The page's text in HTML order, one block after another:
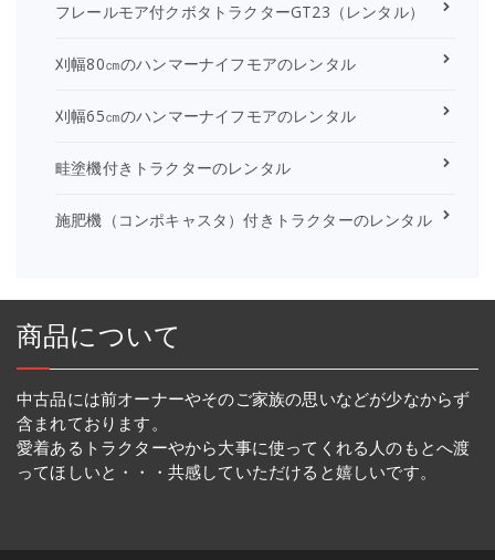
フレールモア付クボタトラクターGT23（レンタル）
刈幅80㎝のハンマーナイフモアのレンタル
刈幅65㎝のハンマーナイフモアのレンタル
畦塗機付きトラクターのレンタル
施肥機（コンポキャスタ）付きトラクターのレンタル
商品について
中古品には前オーナーやそのご家族の思いなどが少なからず
含まれております。
愛着あるトラクターやから大事に使ってくれる人のもとへ渡
ってほしいと・・・共感していただけると嬉しいです。